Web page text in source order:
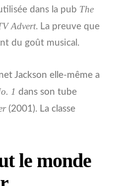
dans la pub The
Advert. La preuve que
du goût musical.
Jackson elle-même a
1 dans son tube
(2001). La classe
le monde